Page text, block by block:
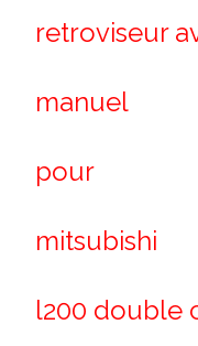
retroviseur
manuel
pour
mitsubishi
l200 double